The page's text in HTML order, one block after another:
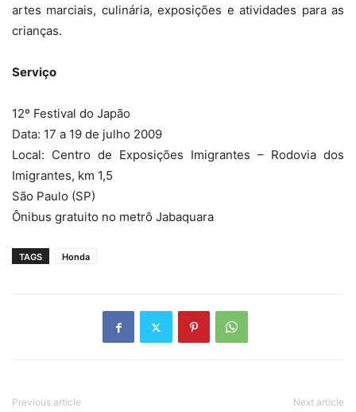
artes marciais, culinária, exposições e atividades para as
crianças.
Serviço
12º Festival do Japão
Data: 17 a 19 de julho 2009
Local: Centro de Exposições Imigrantes – Rodovia dos
Imigrantes, km 1,5
São Paulo (SP)
Ônibus gratuito no metrô Jabaquara
TAGS Honda
Previous article Next article